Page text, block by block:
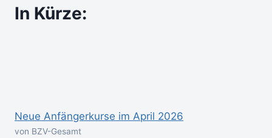
In Kürze:
Neue Anfängerkurse im April 2026
von BZV-Gesamt